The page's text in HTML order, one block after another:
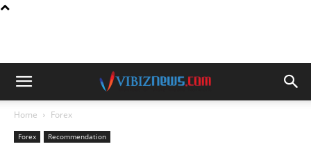
Home Forex
Forex Recommendation